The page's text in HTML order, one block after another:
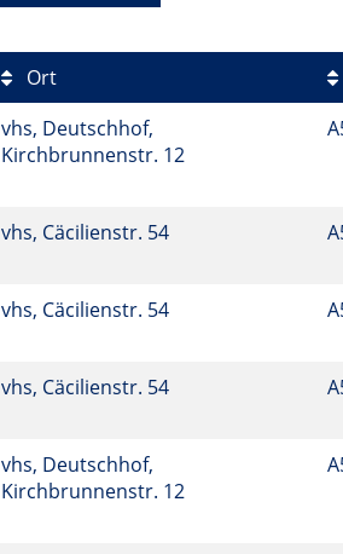
Ort
vhs, Deutschhof,
Kirchbrunnenstr. 12
vhs, Cäcilienstr. 54
vhs, Cäcilienstr. 54
vhs, Cäcilienstr. 54
vhs, Deutschhof,
Kirchbrunnenstr. 12